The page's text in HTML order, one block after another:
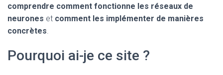
comprendre comment fonctionne les réseaux de
neurones et comment les implémenter de manières
concrètes.
Pourquoi ai-je ce site ?